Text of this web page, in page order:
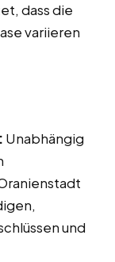
dass die
variieren
Unabhängig
und